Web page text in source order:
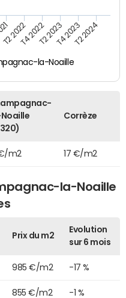
la-Noaille
T2 2022T4 2022T2 2023T4 2023T2 2024
Noaille
Corrèze
m2 17 €/m2
la-Noaille
Prix du m2
Evolution
sur 6 mois
985 €/m2 -17 %
855 €/m2 -1 %